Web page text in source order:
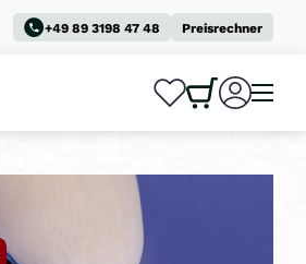
+49 89 3198 47 48 Preisrechner
0